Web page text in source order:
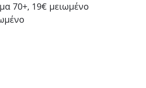
70+, 19€ μειωμένο